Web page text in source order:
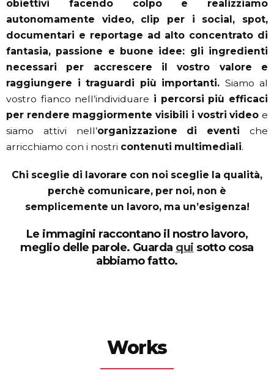
obiettivi facendo colpo e realizziamo
autonomamente video, clip per i social, spot,
documentari e reportage ad alto concentrato di
fantasia, passione e buone idee: gli ingredienti
necessari per accrescere il vostro valore e
raggiungere i traguardi più importanti. Siamo al
vostro fianco nell’individuare i percorsi più efficaci
per rendere maggiormente visibili i vostri video e
siamo attivi nell’organizzazione di eventi che
arricchiamo con i nostri contenuti multimediali.
Chi sceglie di lavorare con noi sceglie la qualità,
perchè comunicare, per noi, non è
semplicemente un lavoro, ma un’esigenza!
Le immagini raccontano il nostro lavoro,
meglio delle parole. Guarda qui sotto cosa
abbiamo fatto.
Works